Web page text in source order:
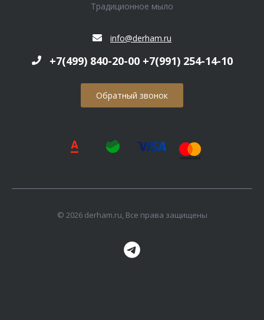
Традиционное мыло
info@derham.ru
+7(499) 840-20-00 +7(991) 254-14-10
Обратный звонок
© 2026 derham.ru, Все права защищены